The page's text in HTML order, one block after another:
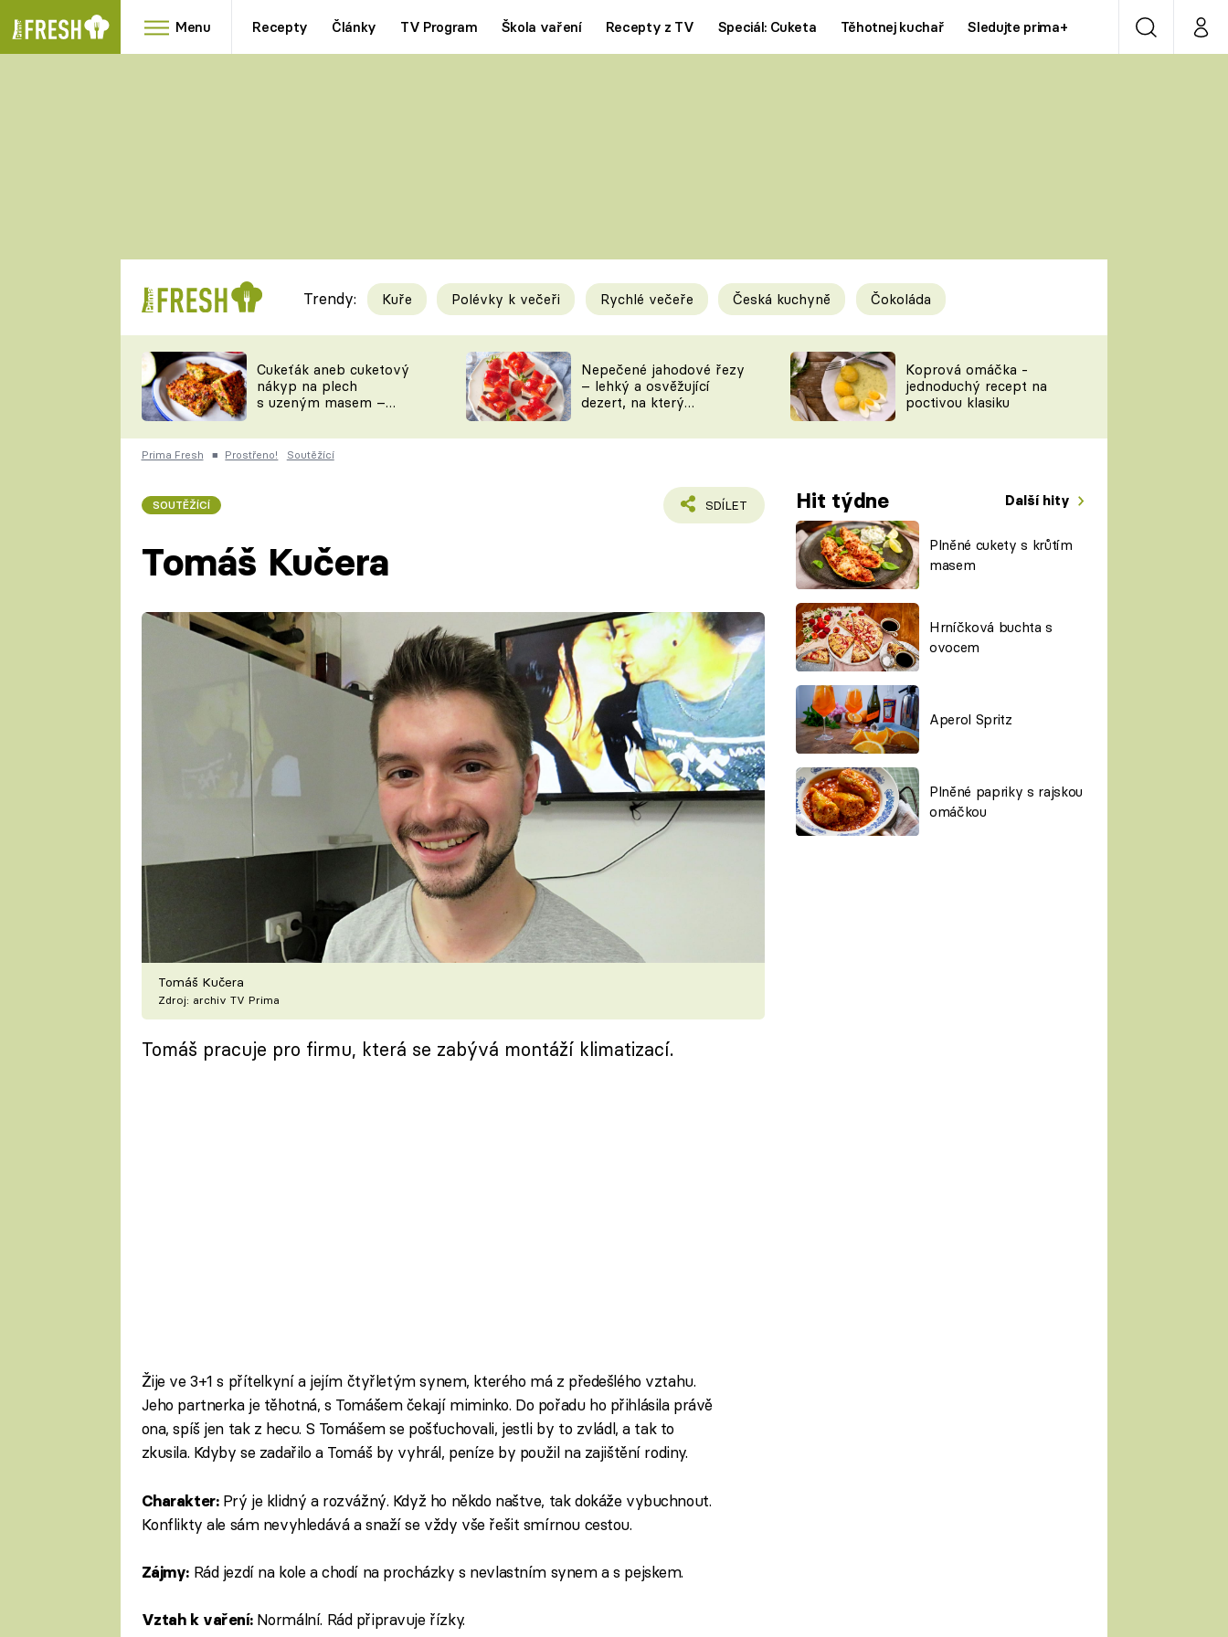
Menu Recepty Články TV Program Škola vaření Recepty z TV Speciál: Cuketa Těhotnej kuchař Sledujte prima+ VyhledáváníMůj
RYCHLOVKY
Videorecepty
TEĎ VAŘÍ ŠÉF!
ČESKO NA TALÍŘI
Tipy a triky
KAM ZA JÍDLEM
VYCHYTÁVKY
Novinky
ŠÉFREDAKTORKY
ČASOPIS
Prima LAJK
Sledujte nás
Trendy: Kuře Polévky k večeři Rychlé večeře Česká kuchyně Čokoláda
Cukeťák aneb cuketový
nákyp na plech
s uzeným masem –
zpracovat přerostlé
cukety
Nepečené jahodové řezy
– lehký a osvěžující
dezert, na který
Koprová omáčka -
jednoduchý recept na
poctivou klasiku
Prima Fresh ■ Prostřeno! Soutěžící
SOUTĚŽÍCÍ SDÍLET Hit týdne Další hity
Plněné cukety s krůtím
masem
Hrníčková buchta s
ovocem
Aperol Spritz
Plněné papriky s rajskou
omáčkou
Tomáš Kučera
Tomáš Kučera
Zdroj: archiv TV Prima
Tomáš pracuje pro firmu, která se zabývá montáží klimatizací.
Žije ve 3+1 s přítelkyní a jejím čtyřletým synem, kterého má z předešlého vztahu.
Jeho partnerka je těhotná, s Tomášem čekají miminko. Do pořadu ho přihlásila právě
ona, spíš jen tak z hecu. S Tomášem se pošťuchovali, jestli by to zvládl, a tak to
zkusila. Kdyby se zadařilo a Tomáš by vyhrál, peníze by použil na zajištění rodiny.
Charakter: Prý je klidný a rozvážný. Když ho někdo naštve, tak dokáže vybuchnout.
Konflikty ale sám nevyhledává a snaží se vždy vše řešit smírnou cestou.
Zájmy: Rád jezdí na kole a chodí na procházky s nevlastním synem a s pejskem.
Vztah k vaření: Normální. Rád připravuje řízky.